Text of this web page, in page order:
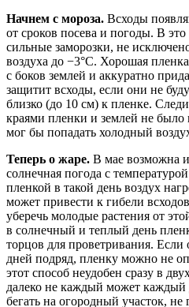
Начнем с мороза. Всходы
от сроков посева и погоды. В
сильные заморозки, не
воздуха до −3°С. Хорошая
с боков землей и аккуратно
защитит всходы, если они не
близко (до 10 см) к пленке.
краями пленки и землей не было
мог бы попадать холодный
Теперь о жаре. В мае возможна
солнечная погода с
пленкой в такой день воздух
может привести к гибели
уберечь молодые растения от
в солнечный и теплый день
торцов для проветривания. Если
дней подряд, пленку можно не
этот способ неудобен сразу в
далеко не каждый может каждый
бегать на огородный участок,